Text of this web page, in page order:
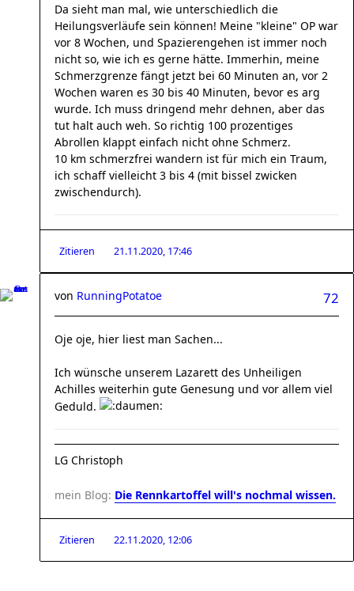
Da sieht man mal, wie unterschiedlich die
Heilungsverläufe sein können! Meine "kleine" OP war
vor 8 Wochen, und Spazierengehen ist immer noch
nicht so, wie ich es gerne hätte. Immerhin, meine
Schmerzgrenze fängt jetzt bei 60 Minuten an, vor 2
Wochen waren es 30 bis 40 Minuten, bevor es arg
wurde. Ich muss dringend mehr dehnen, aber das
tut halt auch weh. So richtig 100 prozentiges
Abrollen klappt einfach nicht ohne Schmerz.
10 km schmerzfrei wandern ist für mich ein Traum,
ich schaff vielleicht 3 bis 4 (mit bissel zwicken
zwischendurch).
Zitieren 21.11.2020, 17:46
72
von RunningPotatoe
Oje oje, hier liest man Sachen...
Ich wünsche unserem Lazarett des Unheiligen
Achilles weiterhin gute Genesung und vor allem viel
Geduld.
LG Christoph
mein Blog: Die Rennkartoffel will's nochmal wissen.
Zitieren 22.11.2020, 12:06